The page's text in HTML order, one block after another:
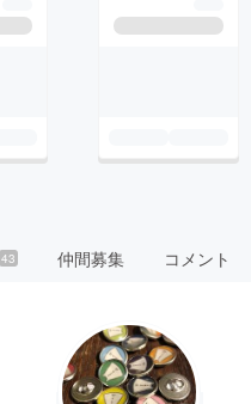
43 仲間募集 コメント